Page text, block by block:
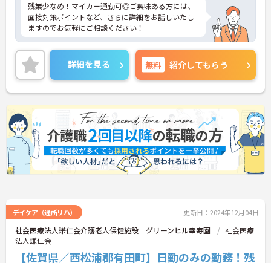
残業少なめ！マイカー通勤可◎ご興味ある方には、
面接対策ポイントなど、さらに詳細をお話しいたし
ますのでお気軽にご相談ください！
詳細を見る 無料 紹介してもらう
デイケア（通所リハ） 更新日：2024年12月04日
社会医療法人謙仁会介護老人保健施設 グリーンヒル幸寿園
社会医療
法人謙仁会
【佐賀県／西松浦郡有田町】日勤のみの勤務！残